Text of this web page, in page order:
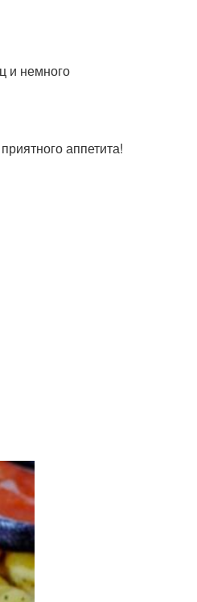
и немного
аппетита!